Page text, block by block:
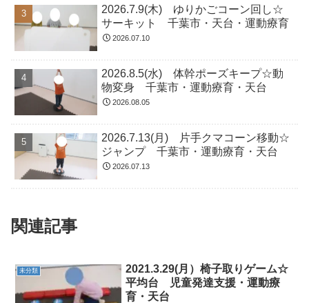
2026.7.9(木) ゆりかごコーン回し☆
サーキット 千葉市・天台・運動療育
2026.07.10
2026.8.5(水) 体幹ポーズキープ☆動
物変身 千葉市・運動療育・天台
2026.08.05
2026.7.13(月) 片手クマコーン移動☆
ジャンプ 千葉市・運動療育・天台
2026.07.13
関連記事
未分類
2021.3.29(月）椅子取りゲーム☆
平均台 児童発達支援・運動療
育・天台